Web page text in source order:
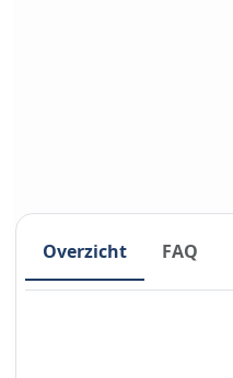
Overzicht FAQ